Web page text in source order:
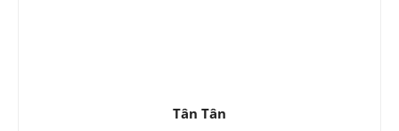
Tân Tân